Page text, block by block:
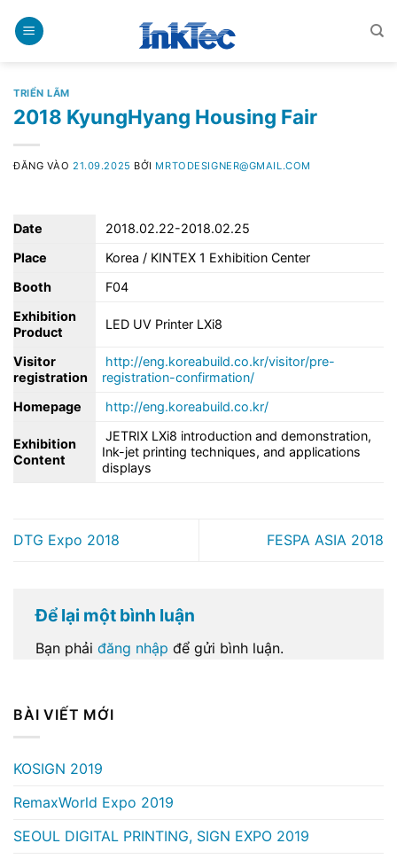
qua
BÀI VIẾT MỚI
KOSIGN 2019
RemaxWorld Expo 2019
SEOUL DIGITAL PRINTING, SIGN EXPO 2019
TRIỂN LÃM
2018 KyungHyang Housing Fair
ĐĂNG VÀO 21.09.2025 BỞI MRTODESIGNER@GMAIL.COM
Date
2018.02.22-2018.02.25
Place
Korea / KINTEX 1 Exhibition Center
Booth
F04
Exhibition
Product
LED UV Printer LXi8
Visitor
registration
http://eng.koreabuild.co.kr/visitor/pre-
registration-confirmation/
Homepage
http://eng.koreabuild.co.kr/
Exhibition
Content
JETRIX LXi8 introduction and demonstration,
Ink-jet printing techniques, and applications
displays
DTG Expo 2018 FESPA ASIA 2018
Để lại một bình luận
Bạn phải đăng nhập để gửi bình luận.